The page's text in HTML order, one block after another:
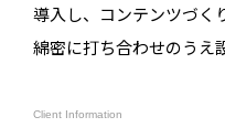
導入し、コンテンツづく
綿密に打ち合わせのうえ
Client Information